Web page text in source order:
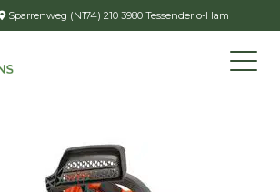
Sparrenweg (N174) 210 3980 Tessenderlo-Ham